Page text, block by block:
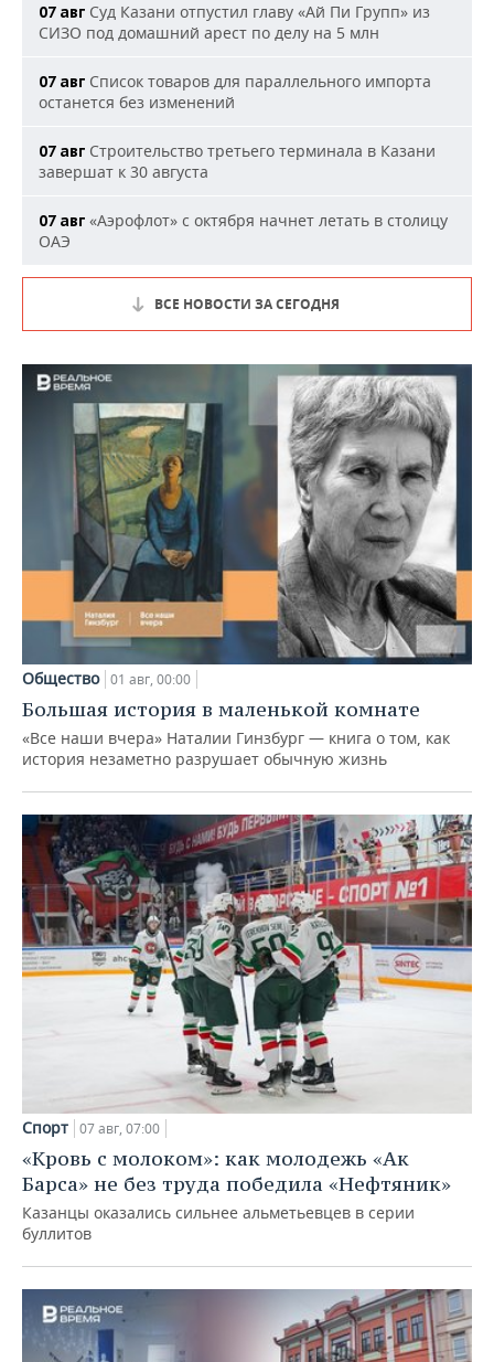
07 авг Суд Казани отпустил главу «Ай Пи Групп» из
СИЗО под домашний арест по делу на 5 млн
07 авг Список товаров для параллельного импорта
останется без изменений
07 авг Строительство третьего терминала в Казани
завершат к 30 августа
07 авг «Аэрофлот» с октября начнет летать в столицу
ОАЭ
ВСЕ НОВОСТИ ЗА СЕГОДНЯ
Общество 01 авг, 00:00
Большая история в маленькой комнате
«Все наши вчера» Наталии Гинзбург — книга о том, как
история незаметно разрушает обычную жизнь
Спорт 07 авг, 07:00
«Кровь с молоком»: как молодежь «Ак
Барса» не без труда победила «Нефтяник»
Казанцы оказались сильнее альметьевцев в серии
буллитов